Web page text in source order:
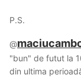
P.S.
@
"bun" de futut la
din ultima